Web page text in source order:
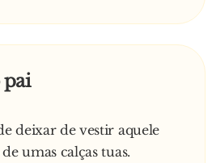
pai
deixar de vestir aquele
umas calças tuas.